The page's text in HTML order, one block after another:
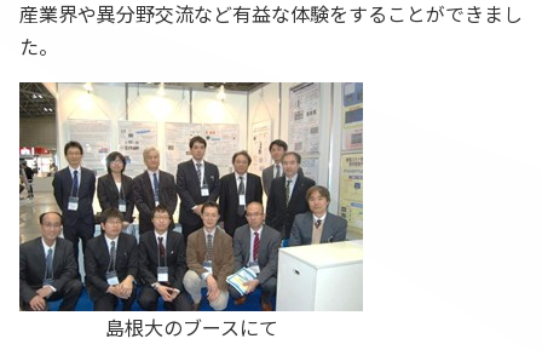
産業界や異分野交流など有益な体験をすることができまし
た。
島根大のブースにて